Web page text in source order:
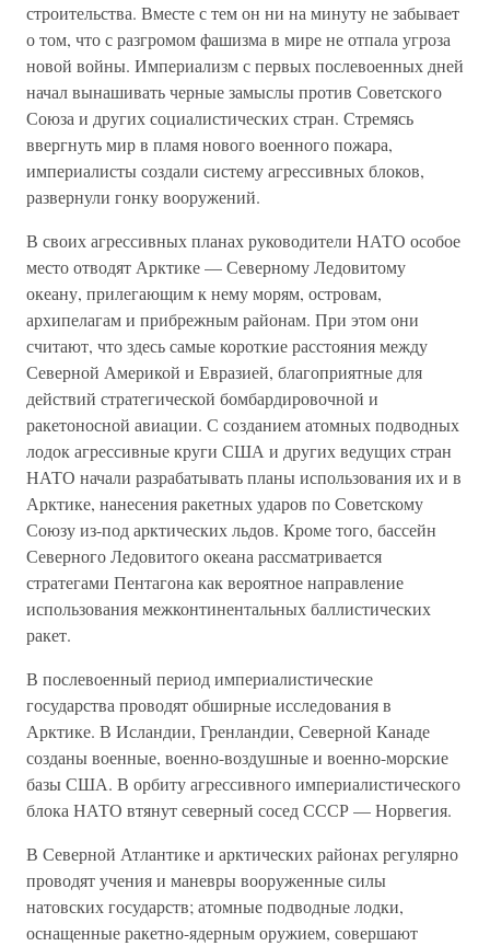
строительства. Вместе с тем он ни на минуту не забывает
о том, что с разгромом фашизма в мире не отпала угроза
новой войны. Империализм с первых послевоенных дней
начал вынашивать черные замыслы против Советского
Союза и других социалистических стран. Стремясь
ввергнуть мир в пламя нового военного пожара,
империалисты создали систему агрессивных блоков,
развернули гонку вооружений.
В своих агрессивных планах руководители НАТО особое
место отводят Арктике — Северному Ледовитому
океану, прилегающим к нему морям, островам,
архипелагам и прибрежным районам. При этом они
считают, что здесь самые короткие расстояния между
Северной Америкой и Евразией, благоприятные для
действий стратегической бомбардировочной и
ракетоносной авиации. С созданием атомных подводных
лодок агрессивные круги США и других ведущих стран
НАТО начали разрабатывать планы использования их и в
Арктике, нанесения ракетных ударов по Советскому
Союзу из-под арктических льдов. Кроме того, бассейн
Северного Ледовитого океана рассматривается
стратегами Пентагона как вероятное направление
использования межконтинентальных баллистических
ракет.
В послевоенный период империалистические
государства проводят обширные исследования в
Арктике. В Исландии, Гренландии, Северной Канаде
созданы военные, военно-воздушные и военно-морские
базы США. В орбиту агрессивного империалистического
блока НАТО втянут северный сосед СССР — Норвегия.
В Северной Атлантике и арктических районах регулярно
проводят учения и маневры вооруженные силы
натовских государств; атомные подводные лодки,
оснащенные ракетно-ядерным оружием, совершают